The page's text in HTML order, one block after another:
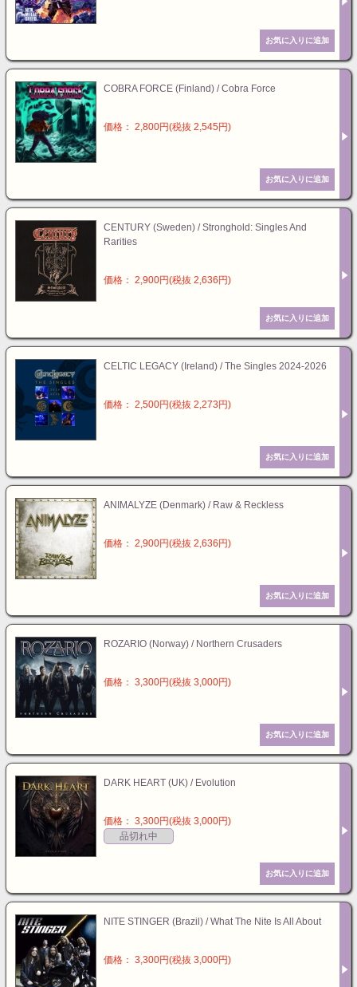
COBRA FORCE (Finland) / Cobra Force
価格： 2,800円(税抜 2,545円)
CENTURY (Sweden) / Stronghold: Singles And
Rarities
価格： 2,900円(税抜 2,636円)
CELTIC LEGACY (Ireland) / The Singles 2024-2026
価格： 2,500円(税抜 2,273円)
ANIMALYZE (Denmark) / Raw & Reckless
価格： 2,900円(税抜 2,636円)
ROZARIO (Norway) / Northern Crusaders
価格： 3,300円(税抜 3,000円)
DARK HEART (UK) / Evolution
価格： 3,300円(税抜 3,000円)
品切れ中
NITE STINGER (Brazil) / What The Nite Is All About
価格： 3,300円(税抜 3,000円)